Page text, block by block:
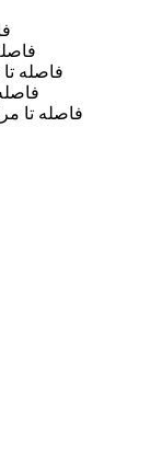
فاصله
فاصله تا
فاصله تا
فاصله تا مرکز